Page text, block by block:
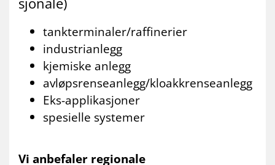
tankterminaler/raffinerier
industrianlegg
kjemiske anlegg
avløpsrenseanlegg/kloakkrenseanlegg
Eks-applikasjoner
spesielle systemer
Vi anbefaler regionale